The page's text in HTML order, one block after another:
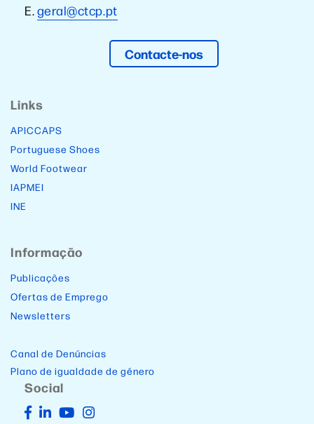
E.geral@ctcp.pt
Contacte-nos
Links
APICCAPS
Portuguese Shoes
World Footwear
IAPMEI
INE
Informação
Publicações
Ofertas de Emprego
Newsletters
Canal de Denúncias
Plano de igualdade de género
Social